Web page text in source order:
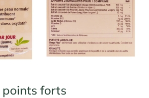
points forts